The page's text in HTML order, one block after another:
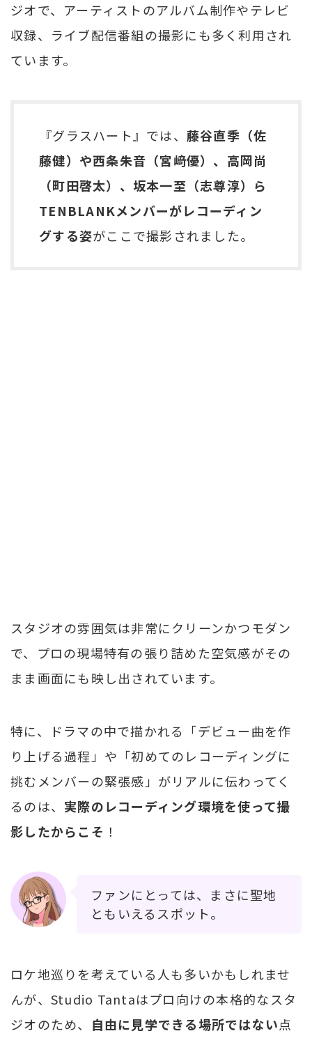
ジオで、アーティストのアルバム制作やテレビ
収録、ライブ配信番組の撮影にも多く利用され
ています。
『グラスハート』では、 藤谷直季（佐
藤健）や西条朱音（宮﨑優）、高岡尚
（町田啓太）、坂本一至（志尊淳）ら
TENBLANKメンバーがレコーディン
グする姿がここで撮影されました。
スタジオの雰囲気は非常にクリーンかつモダン
で、プロの現場特有の張り詰めた空気感がその
まま画面にも映し出されています。
特に、ドラマの中で描かれる「デビュー曲を作
り上げる過程」や「初めてのレコーディングに
挑むメンバーの緊張感」がリアルに伝わってく
るのは、 実際のレコーディング環境を使って撮
影したからこそ ！
ファンにとっては、まさに聖地
ともいえるスポット。
ロケ地巡りを考えている人も多いかもしれませ
んが、Studio Tantaはプロ向けの本格的なスタ
ジオのため、 自由に見学できる場所ではない点